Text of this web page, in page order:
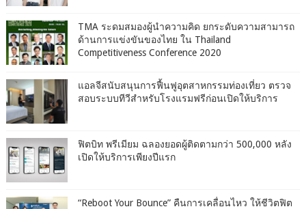
TMA ระดมสมองผู้นำความคิด ยกระดับความสามารถ
ด้านการแข่งขันของไทย ใน Thailand
Competitiveness Conference 2020
แอลจีสนับสนุนการฟื้นฟูอุตสาหกรรมท่องเที่ยว ตรวจ
สอบระบบทีวีสำหรับโรงแรมฟรีก่อนเปิดให้บริการ
ฟิตบิท พรีเมียม ฉลองยอดผู้ติดตามกว่า 500,000 หลัง
เปิดให้บริการเพียงปีแรก
“Reboot Your Bounce” คืนการเคลื่อนไหว ให้ชีวิตฟิต